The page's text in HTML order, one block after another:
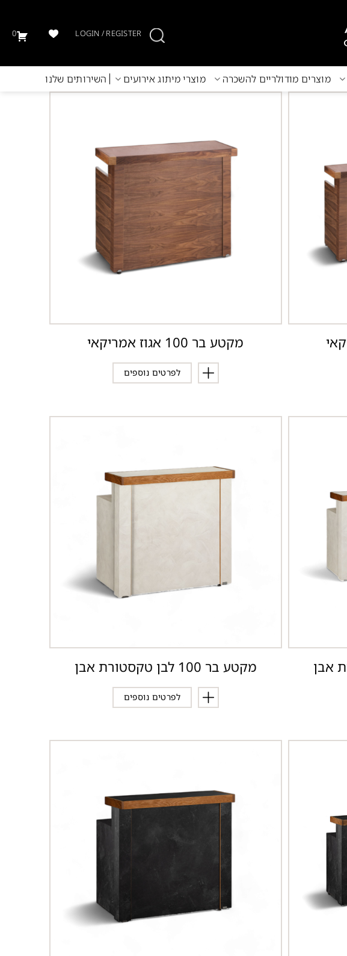
LOGIN / REGISTER
0
מוצרים מודולריים להשכרה מוצרי מיתוג אירועים השירותים שלנו
מקטע בר 100 אגוז אמריקאי
לפרטים נוספים
מקטע בר 100 לבן טקסטורת אבן
לפרטים נוספים